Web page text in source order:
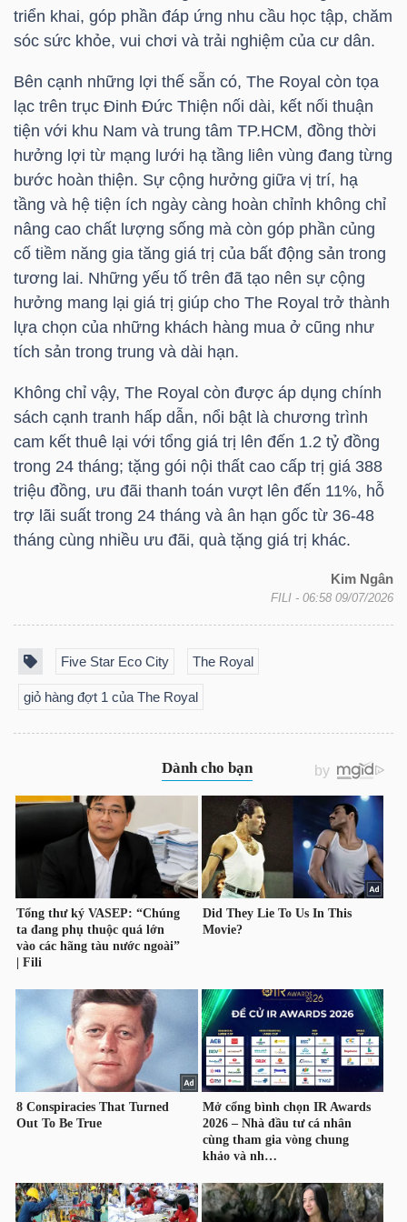
triển khai, góp phần đáp ứng nhu cầu học tập, chăm
sóc sức khỏe, vui chơi và trải nghiệm của cư dân.
Bên cạnh những lợi thế sẵn có, The Royal còn tọa
lạc trên trục Đinh Đức Thiện nối dài, kết nối thuận
tiện với khu Nam và trung tâm TP.HCM, đồng thời
hưởng lợi từ mạng lưới hạ tầng liên vùng đang từng
bước hoàn thiện. Sự cộng hưởng giữa vị trí, hạ
tầng và hệ tiện ích ngày càng hoàn chỉnh không chỉ
nâng cao chất lượng sống mà còn góp phần củng
cố tiềm năng gia tăng giá trị của bất động sản trong
tương lai. Những yếu tố trên đã tạo nên sự cộng
hưởng mang lại giá trị giúp cho The Royal trở thành
lựa chọn của những khách hàng mua ở cũng như
tích sản trong trung và dài hạn.
Không chỉ vậy, The Royal còn được áp dụng chính
sách cạnh tranh hấp dẫn, nổi bật là chương trình
cam kết thuê lại với tổng giá trị lên đến 1.2 tỷ đồng
trong 24 tháng; tặng gói nội thất cao cấp trị giá 388
triệu đồng, ưu đãi thanh toán vượt lên đến 11%, hỗ
trợ lãi suất trong 24 tháng và ân hạn gốc từ 36-48
tháng cùng nhiều ưu đãi, quà tặng giá trị khác.
Kim Ngân
FILI - 06:58 09/07/2026
Five Star Eco City The Royal
giỏ hàng đợt 1 của The Royal
YẾU
THIẾT
YẾU
CHĂM
SÓC
SỨC
KHỎE
TÀI
CHÍNH
CÔNG
NGHỆ
TIN
DỊCH
VỤ
TIỆN
SẢN